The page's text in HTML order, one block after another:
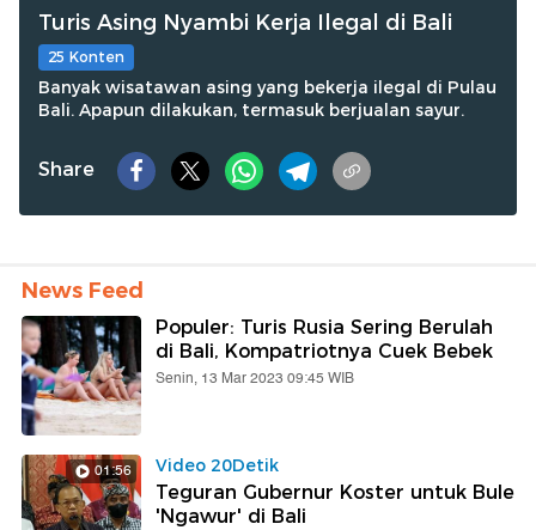
Turis Asing Nyambi Kerja Ilegal di Bali
25 Konten
Banyak wisatawan asing yang bekerja ilegal di Pulau
Bali. Apapun dilakukan, termasuk berjualan sayur.
Share
News Feed
Populer: Turis Rusia Sering Berulah
di Bali, Kompatriotnya Cuek Bebek
Senin, 13 Mar 2023 09:45 WIB
01:56 Video 20Detik
Teguran Gubernur Koster untuk Bule
'Ngawur' di Bali